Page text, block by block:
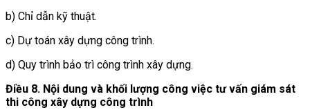
b) Chỉ dẫn kỹ thuật.
c) Dự toán xây dựng công trình.
d) Quy trình bảo trì công trình xây dựng.
Điều 8. Nội dung và khối lượng công việc tư vấn giám sát
thi công xây dựng công trình